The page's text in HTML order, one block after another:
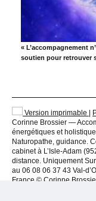
« L’accompagnement
soutien pour retrouver
Version imprimable
Corinne Brossier —
énergétiques et
Naturopathe, guidance.
cabinet à L’Isle-Adam
distance. Uniquement
au 06 08 06 37 43 Val-
France © Corinne